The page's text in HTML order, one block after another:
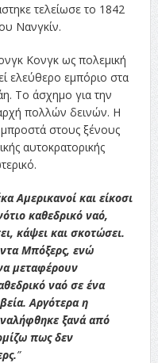
τελείωσε το 1842
Νανγκίν.
Κονγκ ως πολεμική
ελεύθερο εμπόριο στα
Το άσχημο για την
πολλών δεινών. Η
στους ξένους
αυτοκρατορικής
Αμερικανοί και είκοσι
καθεδρικό ναό,
κάψει και σκοτώσει.
Μπόξερς, ενώ
μεταφέρουν
ναό σε ένα
Αργότερα η
ξανά από
πως δεν
”